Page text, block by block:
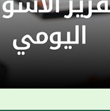
من ثقة كبيرة من
فرصاً متزايدة للفوز
كلما زاد العميل من مدة
ليصبح الطريق إلى لقب
أقرب وأكثر واقعية.
"الرابح" فهو حساب